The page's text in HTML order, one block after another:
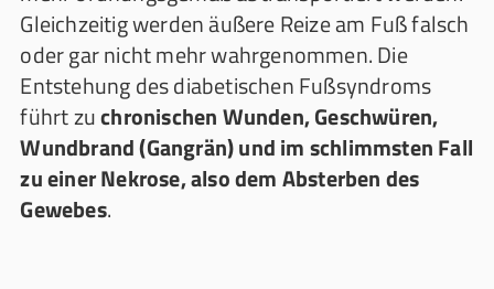
Gleichzeitig werden äußere Reize am Fuß falsch
oder gar nicht mehr wahrgenommen. Die
Entstehung des diabetischen Fußsyndroms
führt zuchronischen Wunden, Geschwüren,
Wundbrand (Gangrän) und im schlimmsten Fall
zu einer Nekrose, also dem Absterben des
Gewebes.